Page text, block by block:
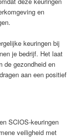
en
keuringen bij
je bedrijf. Het laat
de gezondheid en
aan een positief
SCIOS-keuringen
veiligheid met